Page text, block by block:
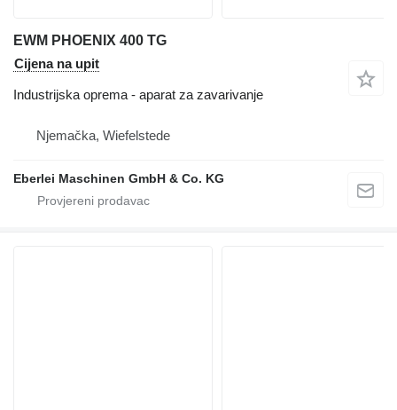
EWM PHOENIX 400 TG
Cijena na upit
Industrijska oprema - aparat za zavarivanje
Njemačka, Wiefelstede
Eberlei Maschinen GmbH & Co. KG